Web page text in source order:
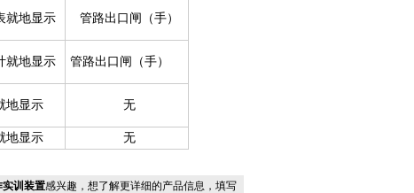
就地显示 管路出口闸（手）
就地显示 管路出口闸（手）
地显示 无
地显示 无
训装置感兴趣，想了解更详细的产品信息，填写